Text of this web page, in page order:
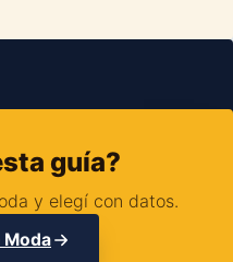
guía?
y elegí con datos.
Moda